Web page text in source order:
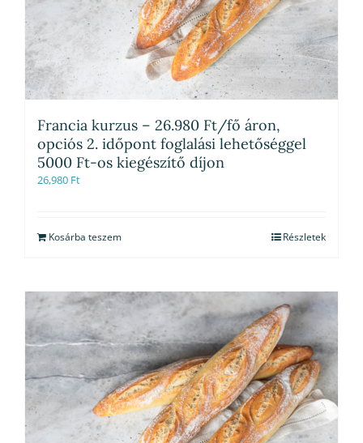
Francia kurzus – 26.980 Ft/fő áron,
opciós 2. időpont foglalási lehetőséggel
5000 Ft-os kiegészítő díjon
26,980 Ft
Kosárba teszem Részletek